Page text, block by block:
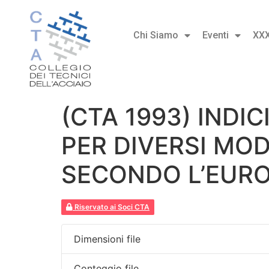
Chi Siamo Eventi
(CTA 1993)
PER DIVERSI
SECONDO
Riservato ai Soci CTA
Dimensioni file